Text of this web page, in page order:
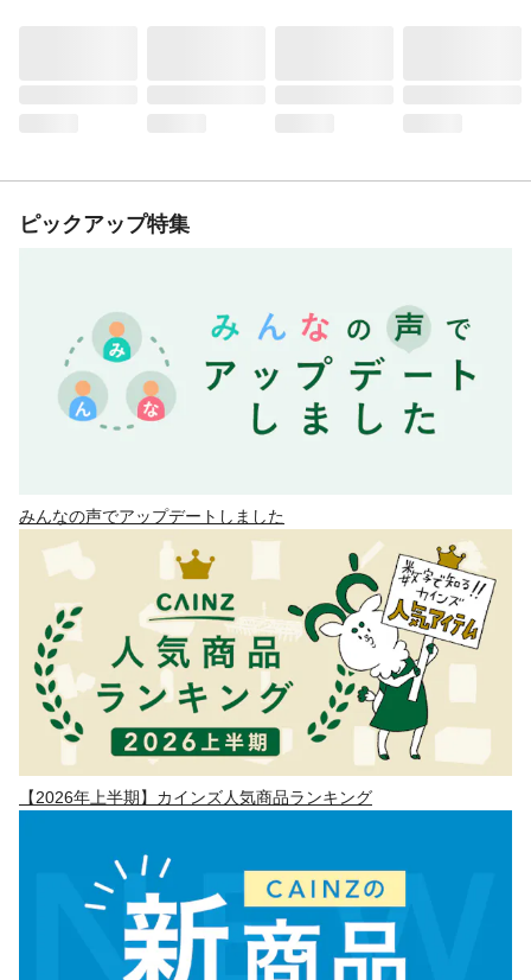
ピックアップ特集
みんなの声でアップデートしました
【2026年上半期】カインズ人気商品ランキング